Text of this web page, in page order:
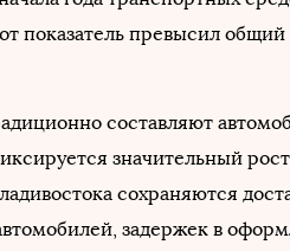
показатель превысил общий
составляют
значительный
сохраняются
задержек в